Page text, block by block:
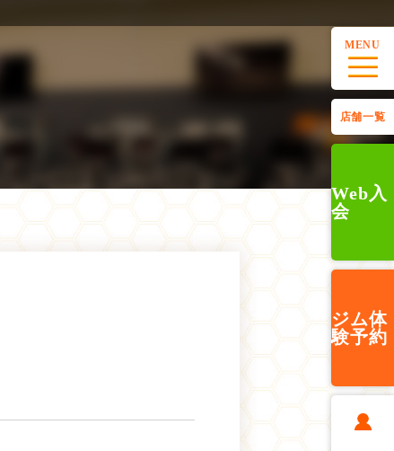
MENU
店舗一覧
Web入
会
ジム体
験予約